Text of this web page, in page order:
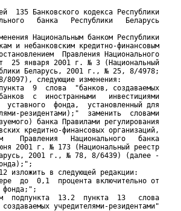
135 Банковского кодекса Республики
банка   Республики   Беларусь
Национальным банком Республики
и небанковским кредитно-финансовым
Правления Национального
25 января 2001 г. № 3 (Национальный
Беларусь, 2001 г., № 25, 8/4978;
следующие изменения:
9  слова  "банков, создаваемых
с  иностранными   инвестициями
фонда,  установленный для
резидентами);"  заменить  словами
банка Правилами регулирования
кредитно-финансовых организаций,
Правления   Национального   банка
2001 г. № 173 (Национальный реестр
2001 г., № 78, 8/6439) (далее -
изложить в следующей редакции:
до  0,1  процента включительно от
фонда;";
подпункта  13.2  пункта  13   слова
учредителями-резидентами"